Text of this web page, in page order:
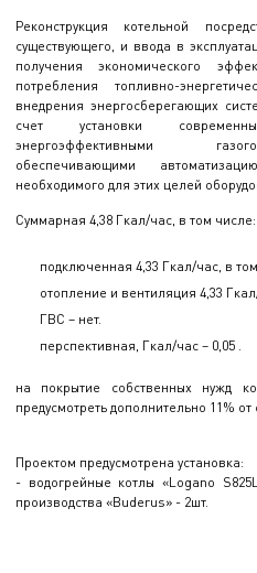
Реконструкция котельной
существующего, и ввода в
получения экономического
потребления топливно-
внедрения энергосберегающих
счет установки
энергоэффективными
обеспечивающими
необходимого для этих целей
Суммарная 4,38 Гкал/час, в том числе:
подключенная 4,33 Гкал/час, в
отопление и вентиляция 4,33
ГВС – нет.
перспективная, Гкал/час – 0,05 .
на покрытие собственных нужд
предусмотреть дополнительно 11%
Проектом предусмотрена установка:
- водогрейные котлы «Logano
производства «Buderus» - 2шт.